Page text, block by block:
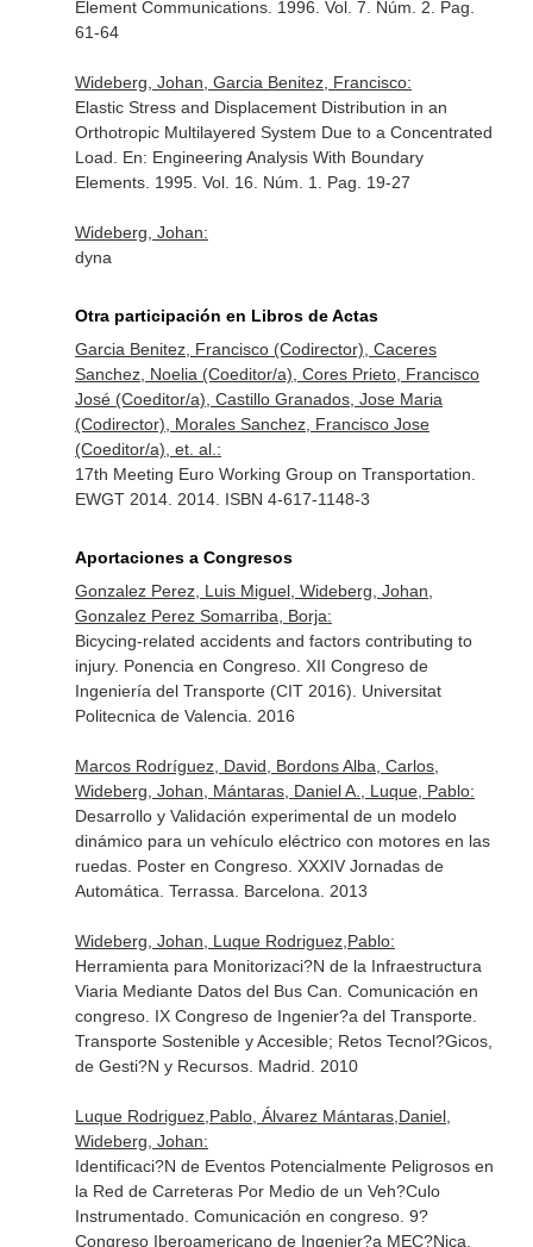
Element Communications. 1996. Vol. 7. Núm. 2. Pag.
61-64
Wideberg, Johan, Garcia Benitez, Francisco:
Elastic Stress and Displacement Distribution in an
Orthotropic Multilayered System Due to a Concentrated
Load. En: Engineering Analysis With Boundary
Elements. 1995. Vol. 16. Núm. 1. Pag. 19-27
Wideberg, Johan:
dyna
Otra participación en Libros de Actas
Garcia Benitez, Francisco (Codirector), Caceres
Sanchez, Noelia (Coeditor/a), Cores Prieto, Francisco
José (Coeditor/a), Castillo Granados, Jose Maria
(Codirector), Morales Sanchez, Francisco Jose
(Coeditor/a), et. al.:
17th Meeting Euro Working Group on Transportation.
EWGT 2014. 2014. ISBN 4-617-1148-3
Aportaciones a Congresos
Gonzalez Perez, Luis Miguel, Wideberg, Johan,
Gonzalez Perez Somarriba, Borja:
Bicycing-related accidents and factors contributing to
injury. Ponencia en Congreso. XII Congreso de
Ingeniería del Transporte (CIT 2016). Universitat
Politecnica de Valencia. 2016
Marcos Rodríguez, David, Bordons Alba, Carlos,
Wideberg, Johan, Mántaras, Daniel A., Luque, Pablo:
Desarrollo y Validación experimental de un modelo
dinámico para un vehículo eléctrico con motores en las
ruedas. Poster en Congreso. XXXIV Jornadas de
Automática. Terrassa. Barcelona. 2013
Wideberg, Johan, Luque Rodriguez,Pablo:
Herramienta para Monitorizaci?N de la Infraestructura
Viaria Mediante Datos del Bus Can. Comunicación en
congreso. IX Congreso de Ingenier?a del Transporte.
Transporte Sostenible y Accesible; Retos Tecnol?Gicos,
de Gesti?N y Recursos. Madrid. 2010
Luque Rodriguez,Pablo, Álvarez Mántaras,Daniel,
Wideberg, Johan:
Identificaci?N de Eventos Potencialmente Peligrosos en
la Red de Carreteras Por Medio de un Veh?Culo
Instrumentado. Comunicación en congreso. 9?
Congreso Iberoamericano de Ingenier?a MEC?Nica.